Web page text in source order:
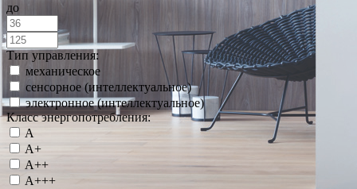
до
Тип управления:
механическое
сенсорное (интеллектуальное)
электронное (интеллектуальное)
Класс энергопотребления:
A
A+
A++
A+++